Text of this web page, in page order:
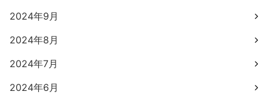
2024年9月
2024年8月
2024年7月
2024年6月